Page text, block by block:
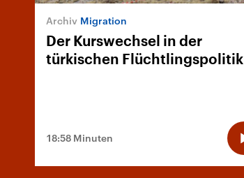
Migration
Der Kurswechsel in der
türkischen Flüchtlingspolitik
18:58 Minuten